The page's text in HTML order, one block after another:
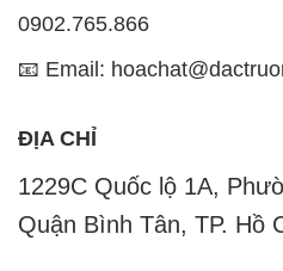
0902.765.866
📧 Email:
ĐỊA CHỈ
1229C Quốc lộ 1A,
Quận Bình Tân, TP. Hồ